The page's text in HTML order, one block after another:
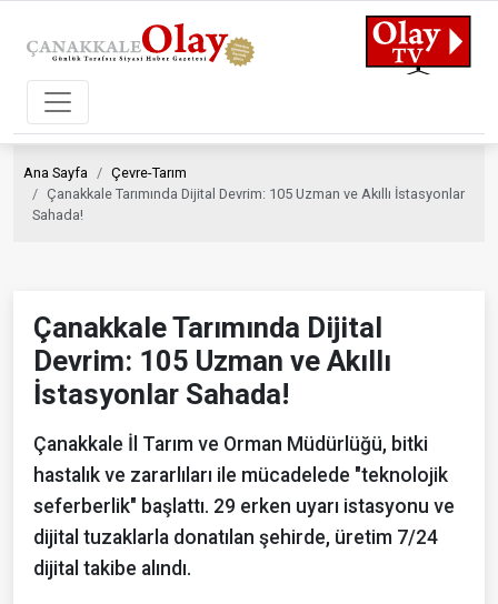
Ana Sayfa
Çevre-Tarım
Çanakkale Tarımında Dijital Devrim: 105 Uzman ve Akıllı İstasyonlar
Sahada!
Çanakkale Tarımında Dijital
Devrim: 105 Uzman ve Akıllı
İstasyonlar Sahada!
Çanakkale İl Tarım ve Orman Müdürlüğü, bitki
hastalık ve zararlıları ile mücadelede "teknolojik
seferberlik" başlattı. 29 erken uyarı istasyonu ve
dijital tuzaklarla donatılan şehirde, üretim 7/24
dijital takibe alındı.